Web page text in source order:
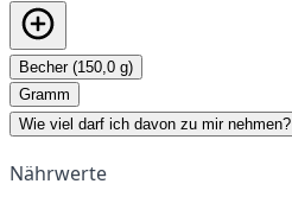
Becher (150,0 g)
Gramm
Wie viel darf ich davon zu mir nehmen?
Nährwerte